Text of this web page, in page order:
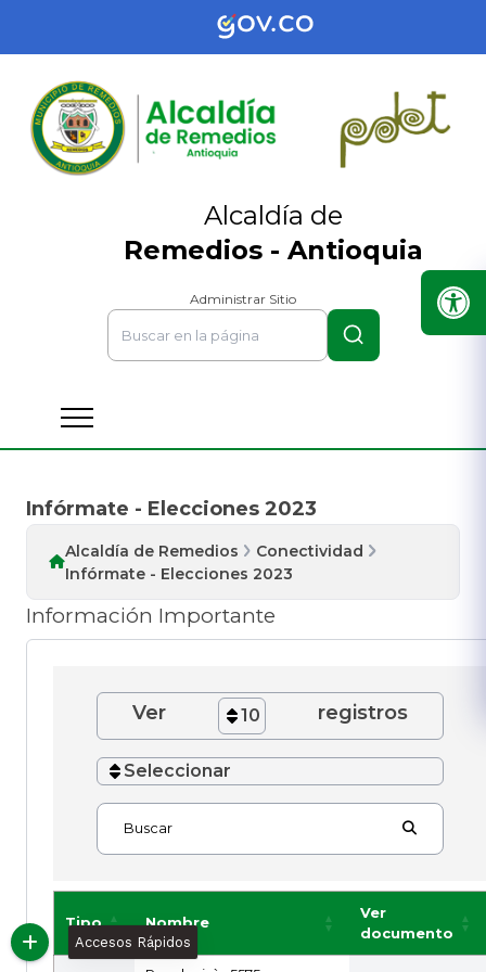
Alcaldía de
Remedios - Antioquia
Administrar Sitio
Infórmate - Elecciones 2023
Alcaldía de Remedios
Conectividad
Infórmate - Elecciones 2023
Información Importante
Ver 10 registros
Seleccionar
Buscar
Tipo Nombre
Ver
documento
Accesos Rápidos